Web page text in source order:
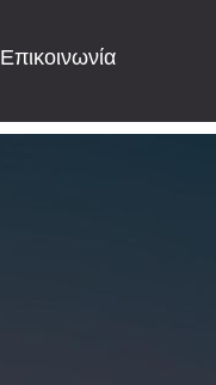
Επικοινωνία